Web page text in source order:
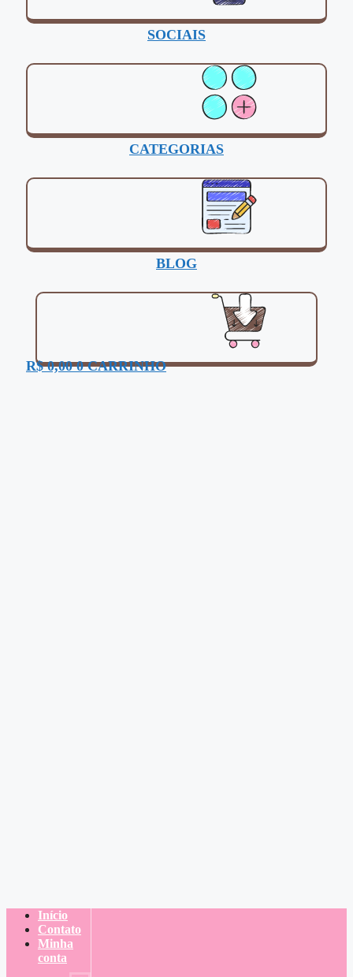
SOCIAIS
CATEGORIAS
BLOG
R$0,00 0 CARRINHO
Início
Contato
Minha
conta